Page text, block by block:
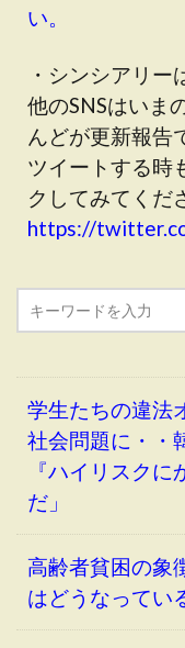
い。
・シンシアリー
他のSNSはいま
んどが更新報告
ツイートする時
クしてみてくだ
https://
学生たちの違法
社会問題に・・
『ハイリスク
だ」
高齢者貧困の象
はどうなってい